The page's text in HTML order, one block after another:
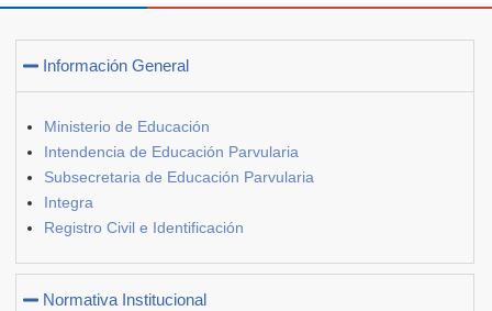
Información General
Ministerio de Educación
Intendencia de Educación Parvularia
Subsecretaria de Educación Parvularia
Integra
Registro Civil e Identificación
Normativa Institucional